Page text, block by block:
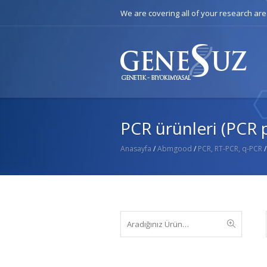
We are covering all of your research
PCR ürünleri
Anasayfa /Abmgood / PCR, RT-PCR, q-PCR